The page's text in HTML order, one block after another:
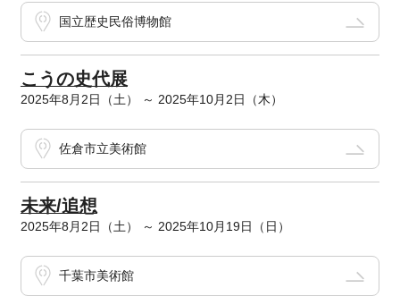
国立歴史民俗博物館
こうの史代展
2025年8月2日（土） ～ 2025年10月2日（木）
佐倉市立美術館
未来/追想
2025年8月2日（土） ～ 2025年10月19日（日）
千葉市美術館